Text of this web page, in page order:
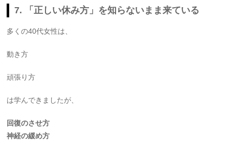
7. 「正しい休み方」を知らないまま来ている
多くの40代女性は、
動き方
頑張り方
は学んできましたが、
回復のさせ方
神経の緩め方